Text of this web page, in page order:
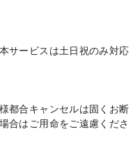
サービスは土日祝のみ対応
都合キャンセルは固くお断
合はご用命をご遠慮くださ